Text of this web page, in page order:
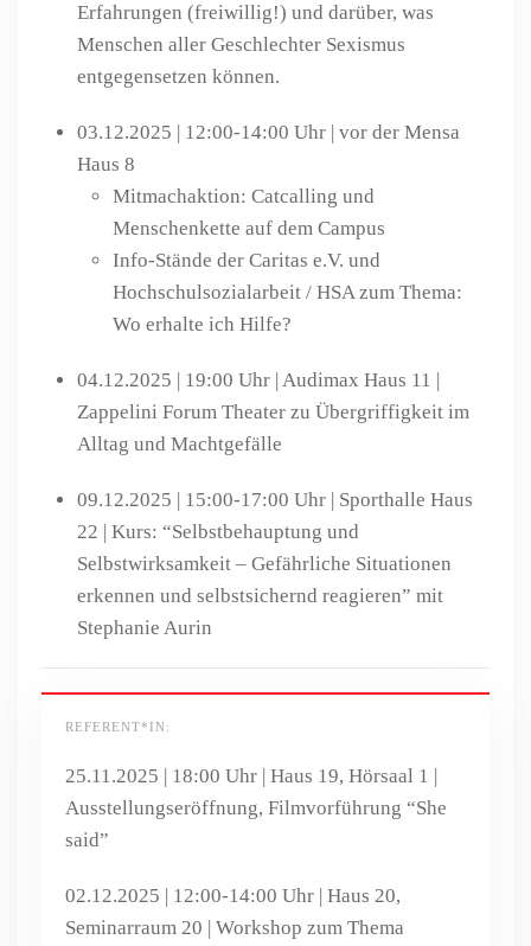
Erfahrungen (freiwillig!) und darüber, was
Menschen aller Geschlechter Sexismus
entgegensetzen können.
03.12.2025 | 12:00-14:00 Uhr | vor der Mensa
Haus 8
Mitmachaktion: Catcalling und
Menschenkette auf dem Campus
Info-Stände der Caritas e.V. und
Hochschulsozialarbeit / HSA zum Thema:
Wo erhalte ich Hilfe?
04.12.2025 | 19:00 Uhr | Audimax Haus 11 |
Zappelini Forum Theater zu Übergriffigkeit im
Alltag und Machtgefälle
09.12.2025 | 15:00-17:00 Uhr | Sporthalle Haus
22 | Kurs: “Selbstbehauptung und
Selbstwirksamkeit – Gefährliche Situationen
erkennen und selbstsichernd reagieren” mit
Stephanie Aurin
REFERENT*IN:
25.11.2025 | 18:00 Uhr | Haus 19, Hörsaal 1 |
Ausstellungseröffnung, Filmvorführung “She
said”
02.12.2025 | 12:00-14:00 Uhr | Haus 20,
Seminarraum 20 | Workshop zum Thema